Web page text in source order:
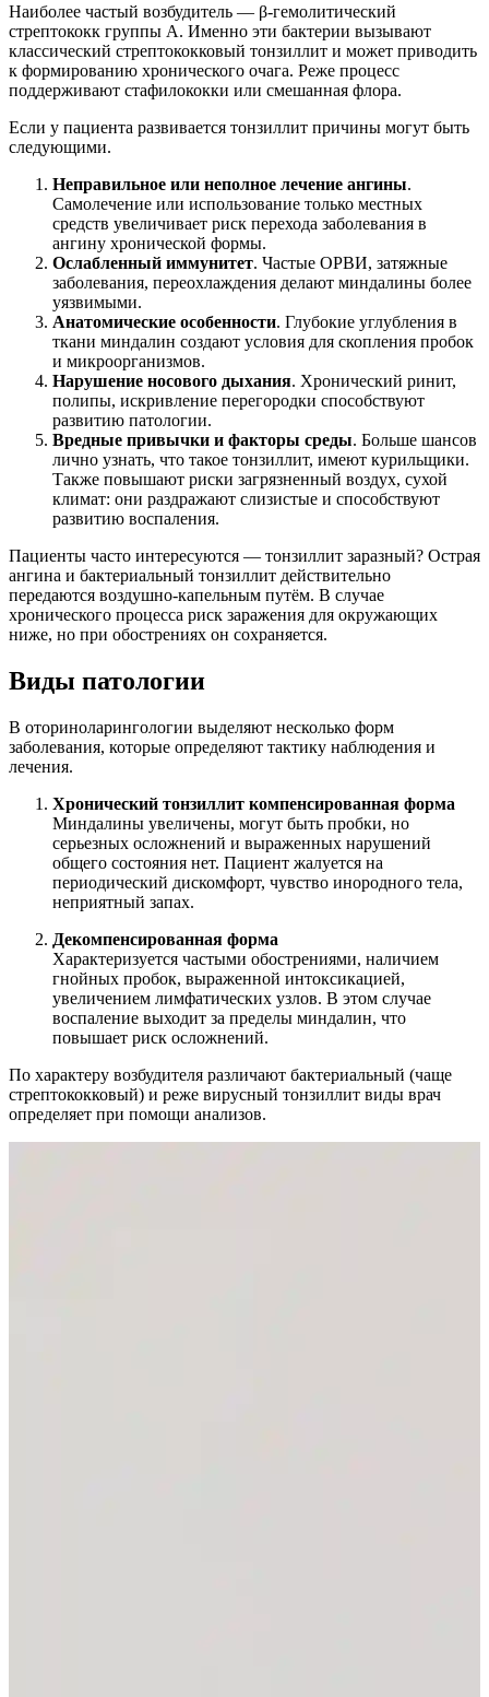
Наиболее частый возбудитель — β-гемолитический
стрептококк группы А. Именно эти бактерии вызывают
классический стрептококковый тонзиллит и может приводить
к формированию хронического очага. Реже процесс
поддерживают стафилококки или смешанная флора.
Если у пациента развивается тонзиллит причины могут быть
следующими.
Неправильное или неполное лечение ангины.
Самолечение или использование только местных
средств увеличивает риск перехода заболевания в
ангину хронической формы.
Ослабленный иммунитет. Частые ОРВИ, затяжные
заболевания, переохлаждения делают миндалины более
уязвимыми.
Анатомические особенности. Глубокие углубления в
ткани миндалин создают условия для скопления пробок
и микроорганизмов.
Нарушение носового дыхания. Хронический ринит,
полипы, искривление перегородки способствуют
развитию патологии.
Вредные привычки и факторы среды. Больше шансов
лично узнать, что такое тонзиллит, имеют курильщики.
Также повышают риски загрязненный воздух, сухой
климат: они раздражают слизистые и способствуют
развитию воспаления.
Пациенты часто интересуются — тонзиллит заразный? Острая
ангина и бактериальный тонзиллит действительно
передаются воздушно-капельным путём. В случае
хронического процесса риск заражения для окружающих
ниже, но при обострениях он сохраняется.
Виды патологии
В оториноларингологии выделяют несколько форм
заболевания, которые определяют тактику наблюдения и
лечения.
Хронический тонзиллит компенсированная форма
Миндалины увеличены, могут быть пробки, но
серьезных осложнений и выраженных нарушений
общего состояния нет. Пациент жалуется на
периодический дискомфорт, чувство инородного тела,
неприятный запах.
Декомпенсированная форма
Характеризуется частыми обострениями, наличием
гнойных пробок, выраженной интоксикацией,
увеличением лимфатических узлов. В этом случае
воспаление выходит за пределы миндалин, что
повышает риск осложнений.
По характеру возбудителя различают бактериальный (чаще
стрептококковый) и реже вирусный тонзиллит виды врач
определяет при помощи анализов.